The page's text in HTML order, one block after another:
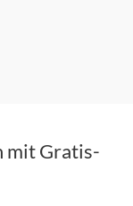
mit Gratis-